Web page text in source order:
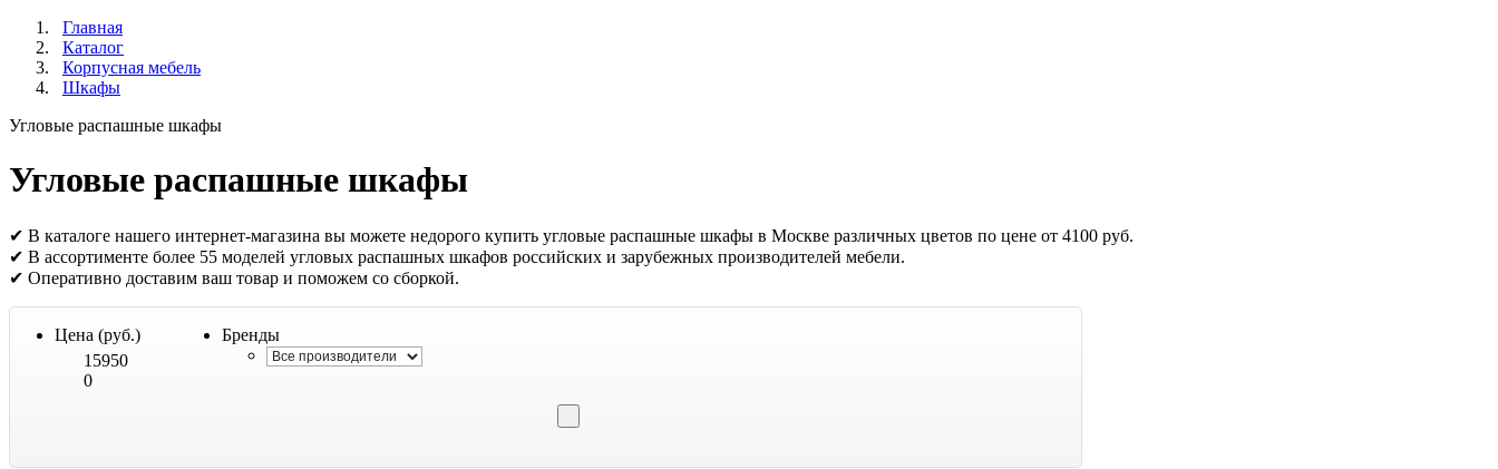
Главная
Каталог
Корпусная мебель
Шкафы
Угловые распашные шкафы
Угловые распашные шкафы
✔ В каталоге нашего интернет-магазина вы можете недорого купить угловые распашные шкафы в Москве различных цветов по цене от 4100 руб.
✔ В ассортименте более 55 моделей угловых распашных шкафов российских и зарубежных производителей мебели.
✔ Оперативно доставим ваш товар и поможем со сборкой.
Цена (руб.)
15950
0
Бренды